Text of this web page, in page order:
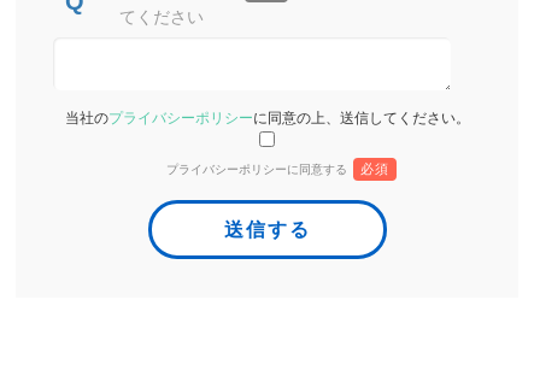
てください
当社のプライバシーポリシーに同意の上、送信してください。
プライバシーポリシーに同意する 必須